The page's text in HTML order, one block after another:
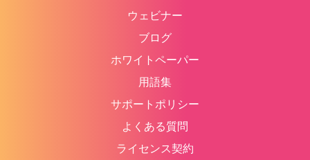
ウェビナー
ブログ
ホワイトペーパー
用語集
サポートポリシー
よくある質問
ライセンス契約